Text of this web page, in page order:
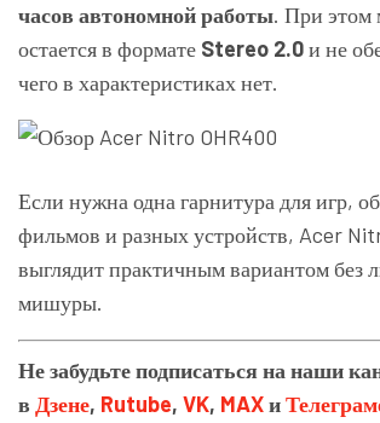
часов автономной работы. При этом
остается в формате Stereo 2.0и не
чего в характеристиках нет.
Если нужна одна гарнитура для игр,
фильмов и разных устройств, Acer
выглядит практичным вариантом без
мишуры.
Не забудьте подписаться на наши
в Дзене, Rutube, VK, MAXи